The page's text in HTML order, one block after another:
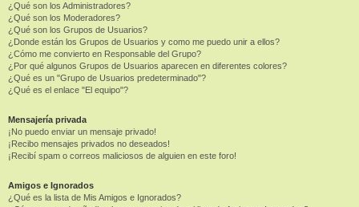
¿Qué son los Administradores?
¿Qué son los Moderadores?
¿Qué son los Grupos de Usuarios?
¿Donde están los Grupos de Usuarios y como me puedo unir a ellos?
¿Cómo me convierto en Responsable del Grupo?
¿Por qué algunos Grupos de Usuarios aparecen en diferentes colores?
¿Qué es un "Grupo de Usuarios predeterminado"?
¿Qué es el enlace "El equipo"?
Mensajería privada
¡No puedo enviar un mensaje privado!
¡Recibo mensajes privados no deseados!
¡Recibí spam o correos maliciosos de alguien en este foro!
Amigos e Ignorados
¿Qué es la lista de Mis Amigos e Ignorados?